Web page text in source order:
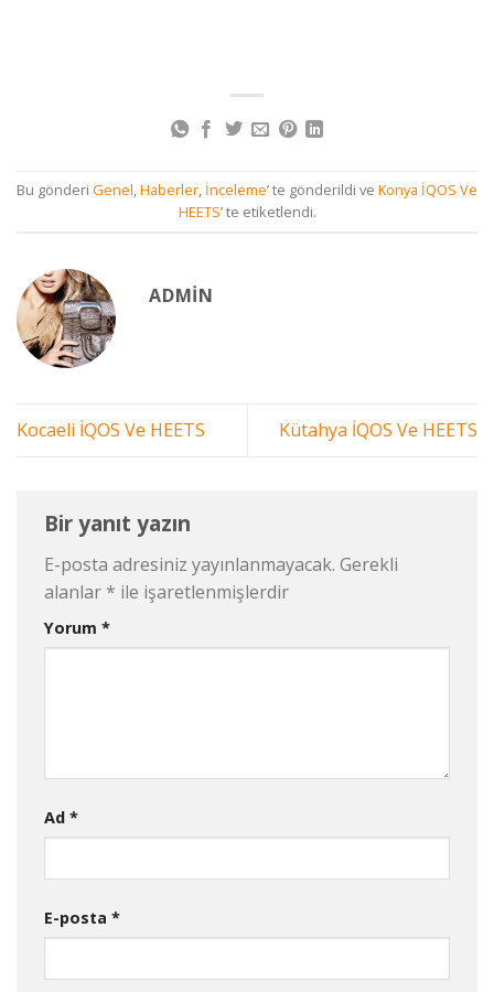
Bu gönderi Genel,Haberler, İnceleme’ te gönderildi ve Konya İQOS Ve
HEETS’ te etiketlendi.
ADMIN
Kocaeli İQOS Ve HEETS Kütahya İQOS Ve HEETS
Bir yanıt yazın
E-posta adresiniz yayınlanmayacak. Gerekli
alanlar * ile işaretlenmişlerdir
Yorum *
Ad *
E-posta *